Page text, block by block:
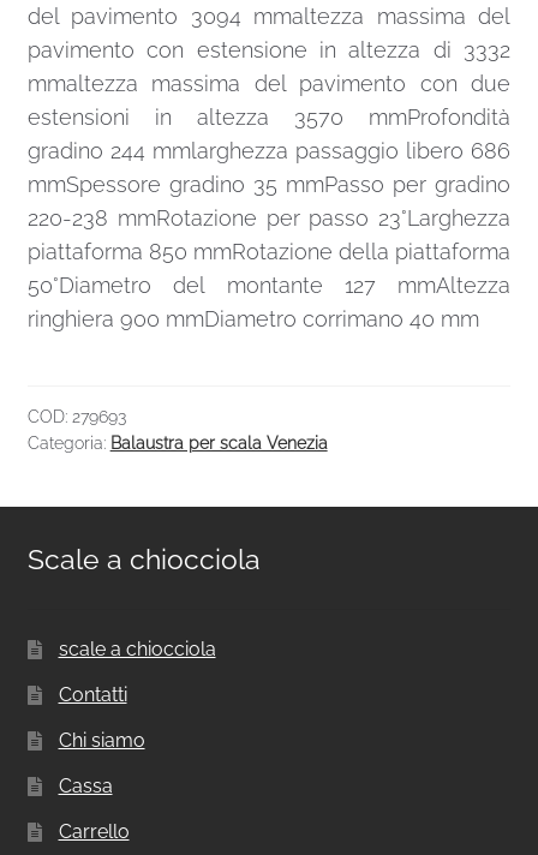
del pavimento 3094 mmaltezza massima del
pavimento con estensione in altezza di 3332
mmaltezza massima del pavimento con due
estensioni in altezza 3570 mmProfondità
gradino 244 mmlarghezza passaggio libero 686
mmSpessore gradino 35 mmPasso per gradino
220-238 mmRotazione per passo 23°Larghezza
piattaforma 850 mmRotazione della piattaforma
50°Diametro del montante 127 mmAltezza
ringhiera 900 mmDiametro corrimano 40 mm
COD: 279693
Categoria: Balaustra per scala Venezia
Scale a chiocciola
scale a chiocciola
Contatti
Chi siamo
Cassa
Carrello